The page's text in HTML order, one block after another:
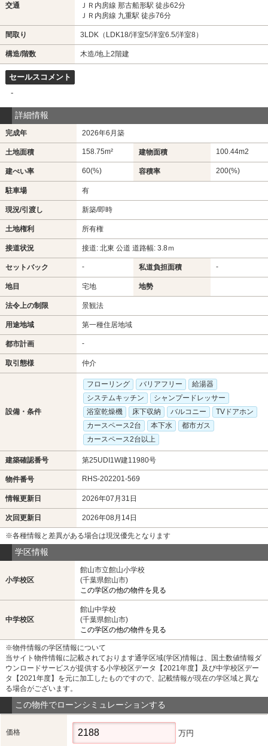
交通
ＪＲ内房線 那古船形駅 徒歩62分
ＪＲ内房線 九重駅 徒歩76分
間取り 3LDK（LDK18/洋室5/洋室6.5/洋室8）
構造/階数 木造/地上2階建
セールスコメント
-
詳細情報
完成年 2026年6月築
土地面積 158.75m² 建物面積 100.44m2
建ぺい率 60(%) 容積率 200(%)
駐車場 有
現況/引渡し 新築/即時
土地権利 所有権
接道状況 接道: 北東 公道 道路幅: 3.8ｍ
セットバック - 私道負担面積 -
地目 宅地 地勢
法令上の制限 景観法
用途地域 第一種住居地域
都市計画 -
取引態様 仲介
設備・条件
フローリング バリアフリー
給湯器
システムキッチン
シャンプードレッサー
浴室乾燥機
床下収納 バルコニー
TVドアホン
カースペース2台
本下水
都市ガス
カースペース2台以上
建築確認番号 第25UDI1W建11980号
物件番号 RHS-202201-569
情報更新日 2026年07月31日
次回更新日 2026年08月14日
※各種情報と差異がある場合は現況優先となります
学区情報
小学校区
館山市立館山小学校
(千葉県館山市)
この学区の他の物件を見る
中学校区
館山中学校
(千葉県館山市)
この学区の他の物件を見る
※物件情報の学区情報について
当サイト物件情報に記載されております通学区域(学区)情報は、国土数値情報ダ
ウンロードサービスが提供する小学校区データ【2021年度】及び中学校区デー
タ【2021年度】を元に加工したものですので、記載情報が現在の学区域と異な
る場合がございます。
この物件でローンシミュレーションする
価格 万円